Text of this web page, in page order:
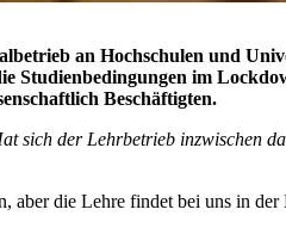
an Hochschulen und
Studienbedingungen im
Beschäftigten.
sich der Lehrbetrieb inzwischen
aber die Lehre findet bei uns in